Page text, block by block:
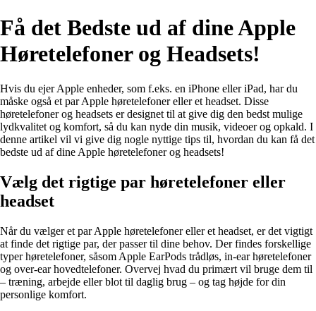
Få det Bedste ud af dine Apple
Høretelefoner og Headsets!
Hvis du ejer Apple enheder, som f.eks. en iPhone eller iPad, har du
måske også et par Apple høretelefoner eller et headset. Disse
høretelefoner og headsets er designet til at give dig den bedst mulige
lydkvalitet og komfort, så du kan nyde din musik, videoer og opkald. I
denne artikel vil vi give dig nogle nyttige tips til, hvordan du kan få det
bedste ud af dine Apple høretelefoner og headsets!
Vælg det rigtige par høretelefoner eller
headset
Når du vælger et par Apple høretelefoner eller et headset, er det vigtigt
at finde det rigtige par, der passer til dine behov. Der findes forskellige
typer høretelefoner, såsom Apple EarPods trådløs, in-ear høretelefoner
og over-ear hovedtelefoner. Overvej hvad du primært vil bruge dem til
– træning, arbejde eller blot til daglig brug – og tag højde for din
personlige komfort.